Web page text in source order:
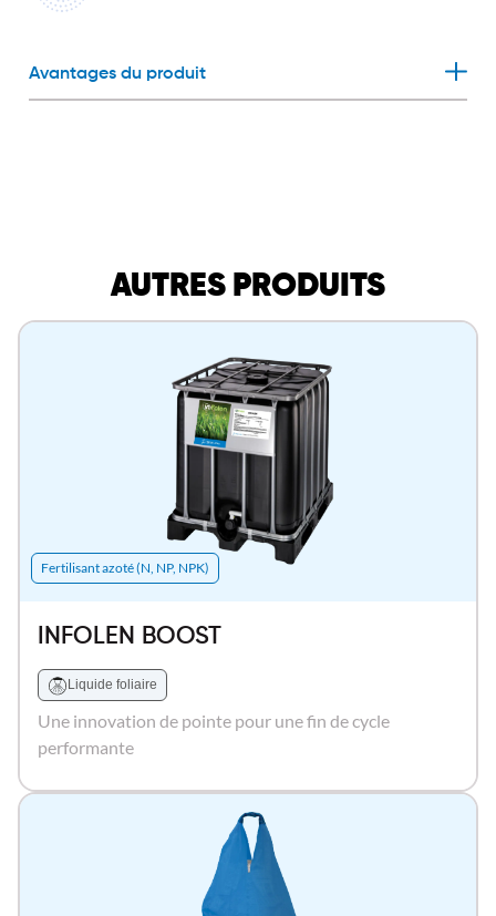
Avantages du produit
AUTRES PRODUITS
Fertilisant azoté (N, NP, NPK)
INFOLEN BOOST
Liquide foliaire
Une innovation de pointe pour une fin de cycle
performante